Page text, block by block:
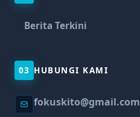
Berita Terkini
03 HUBUNGI KAMI
fokuskito@gmail.com